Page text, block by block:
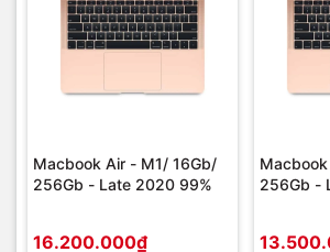
mái thể hiện cá tính. Thêm vào đó, thời
đồng hành cùng bạn suốt cả một ngày
Macbook Air - M1/ 16Gb/
256Gb - Late 2020 99%
16.200.000₫
256Gb -